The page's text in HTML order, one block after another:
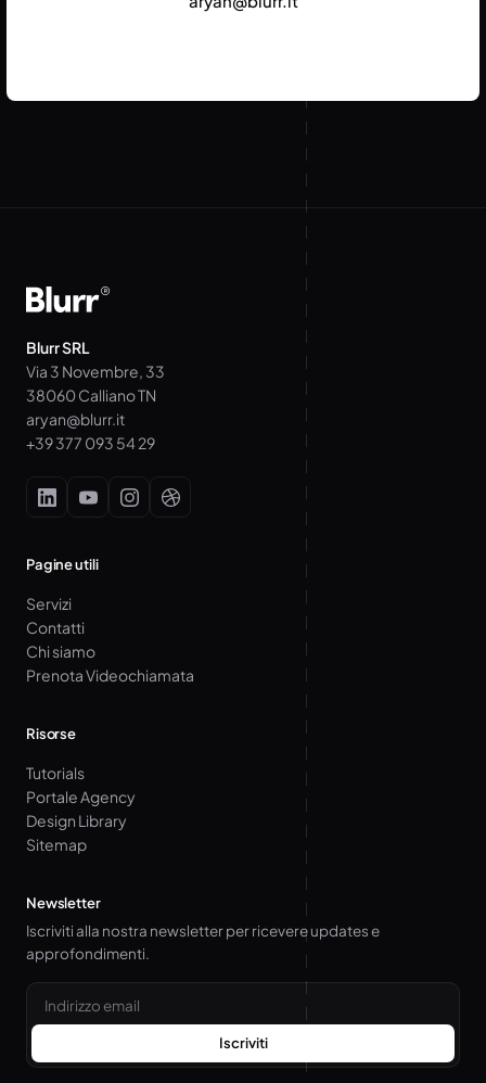
Blurr SRL
Via 3 Novembre, 33
38060 Calliano TN
aryan@blurr.it
+39 377 093 54 29
Pagine utili
Servizi
Contatti
Chi siamo
Prenota Videochiamata
Risorse
Tutorials
Portale Agency
Design Library
Sitemap
Newsletter
Iscriviti alla nostra newsletter per ricevere updates e
approfondimenti.
Email
Iscriviti